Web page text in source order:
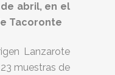
abril, en el
Tacoronte
Lanzarote
muestras de